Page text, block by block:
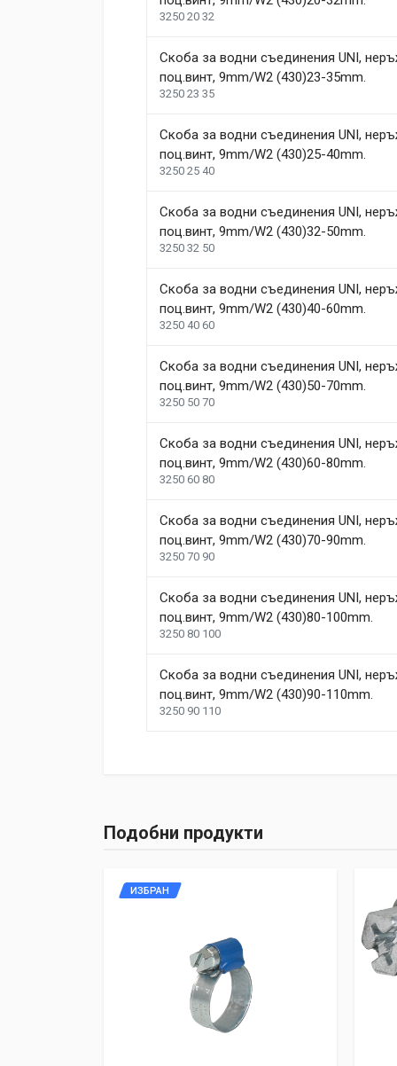
Post Your Review
3250 20 32
Скоба за водни съединения UNI,
поц.винт, 9mm/W2 (430)23-35mm.
3250 23 35
Скоба за водни съединения UNI,
поц.винт, 9mm/W2 (430)25-40mm.
3250 25 40
Скоба за водни съединения UNI,
поц.винт, 9mm/W2 (430)32-50mm.
3250 32 50
Скоба за водни съединения UNI,
поц.винт, 9mm/W2 (430)40-60mm.
3250 40 60
Скоба за водни съединения UNI,
поц.винт, 9mm/W2 (430)50-70mm.
3250 50 70
Скоба за водни съединения UNI,
поц.винт, 9mm/W2 (430)60-80mm.
3250 60 80
Скоба за водни съединения UNI,
поц.винт, 9mm/W2 (430)70-90mm.
3250 70 90
Скоба за водни съединения UNI,
поц.винт, 9mm/W2 (430)80-100mm.
3250 80 100
Скоба за водни съединения UNI,
поц.винт, 9mm/W2 (430)90-110mm.
3250 90 110
Подобни продукти
ИЗБРАН